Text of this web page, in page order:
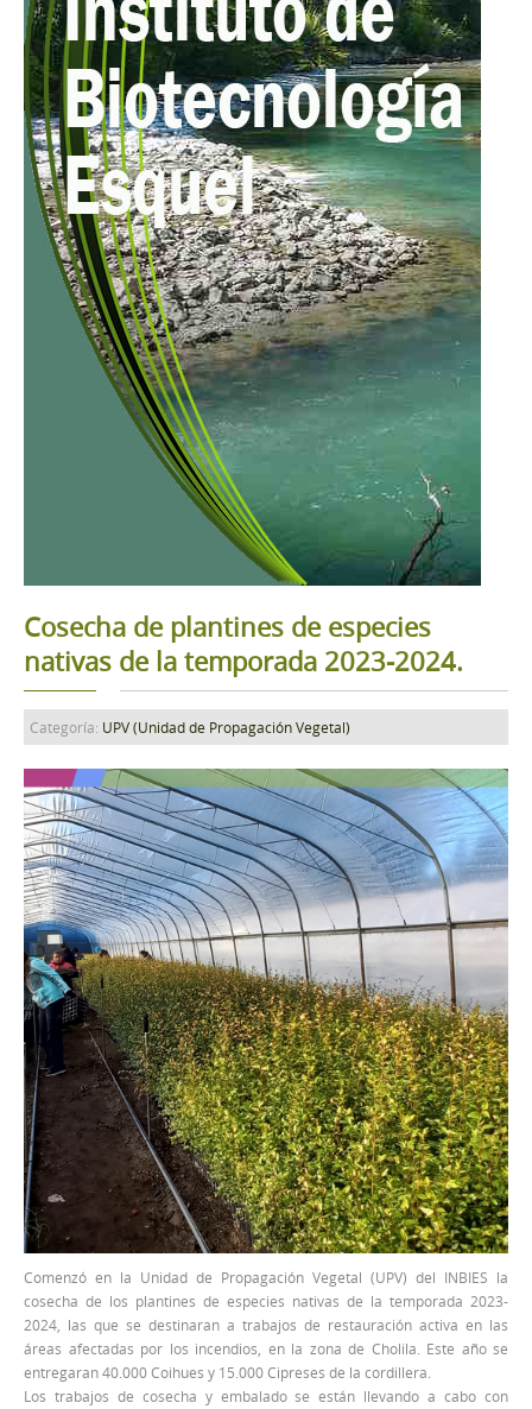
Cosecha de plantines de especies
nativas de la temporada 2023-2024.
Categoría: UPV (Unidad de Propagación Vegetal)
Comenzó en la Unidad de Propagación Vegetal (UPV) del INBIES la
cosecha de los plantines de especies nativas de la temporada 2023-
2024, las que se destinaran a trabajos de restauración activa en las
áreas afectadas por los incendios, en la zona de Cholila. Este año se
entregaran 40.000 Coihues y 15.000 Cipreses de la cordillera.
Los trabajos de cosecha y embalado se están llevando a cabo con